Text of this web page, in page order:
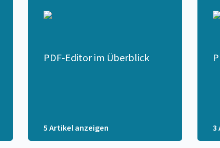
PDF-Editor im Überblick
5 Artikel anzeigen 3